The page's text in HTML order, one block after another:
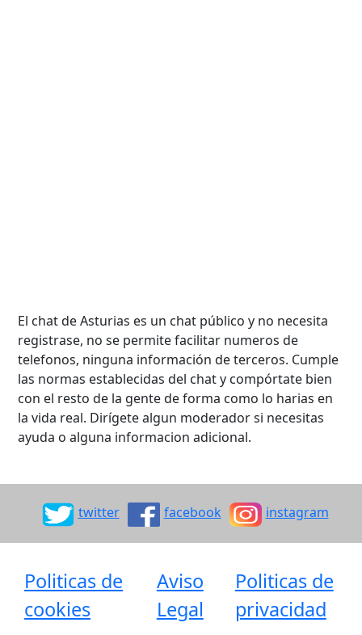
El chat de Asturias es un chat público y no necesita
registrase, no se permite facilitar numeros de
telefonos, ninguna información de terceros. Cumple
las normas establecidas del chat y compórtate bien
con el resto de la gente de forma como lo harias en
la vida real. Dirígete algun moderador si necesitas
ayuda o alguna informacion adicional.
twitter facebook instagram
Politicas de
cookies
Aviso
Legal
Politicas de
privacidad